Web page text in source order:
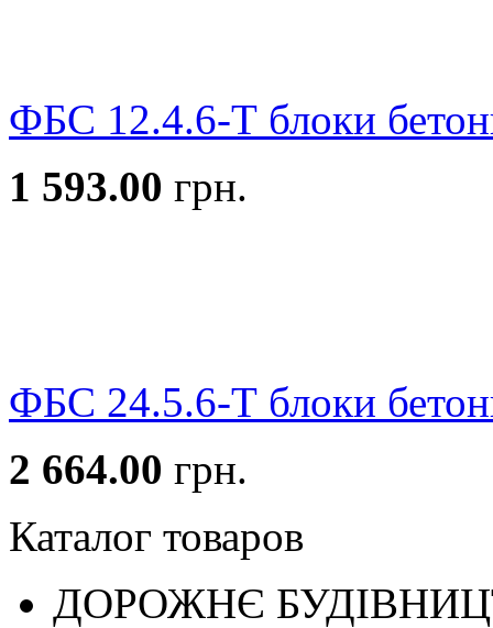
ФБС 12.4.6-Т блоки
1 593.00 грн.
ФБС 24.5.6-Т блоки
2 664.00 грн.
Каталог товаров
ДОРОЖНЄ